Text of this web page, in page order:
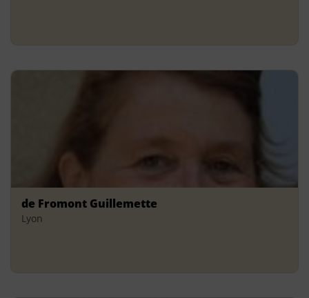
de Fromont Guillemette
Lyon